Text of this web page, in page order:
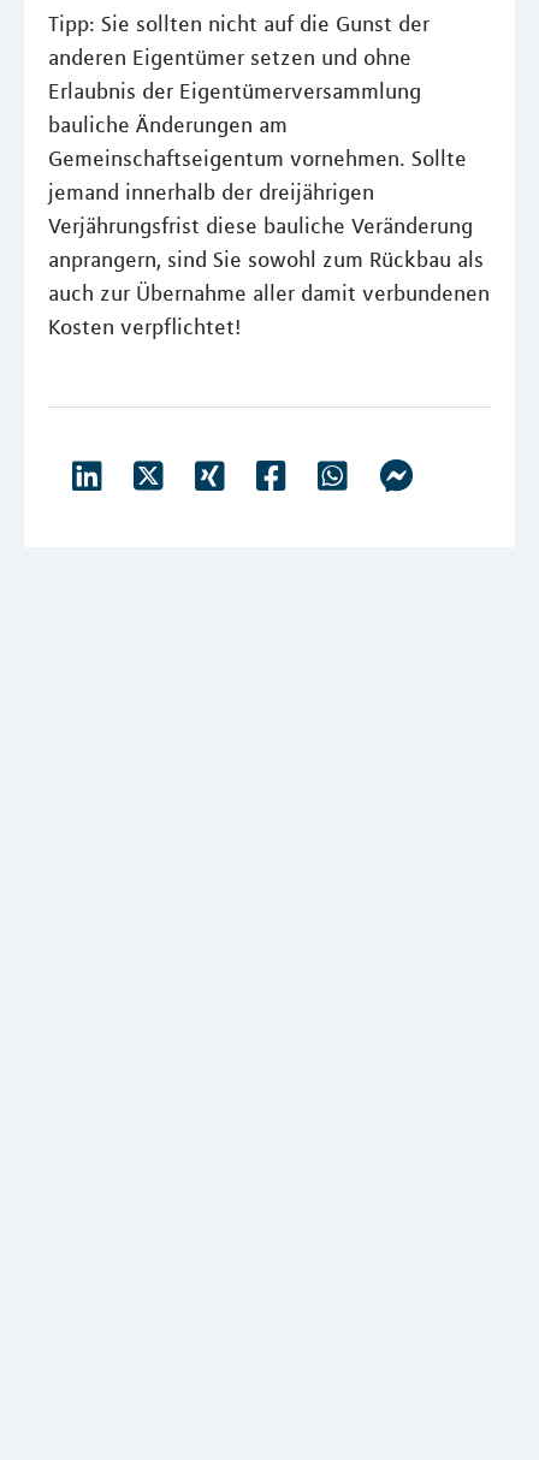
Tipp: Sie sollten nicht auf die Gunst der
anderen Eigentümer setzen und ohne
Erlaubnis der Eigentümerversammlung
bauliche Änderungen am
Gemeinschaftseigentum vornehmen. Sollte
jemand innerhalb der dreijährigen
Verjährungsfrist diese bauliche Veränderung
anprangern, sind Sie sowohl zum Rückbau als
auch zur Übernahme aller damit verbundenen
Kosten verpflichtet!